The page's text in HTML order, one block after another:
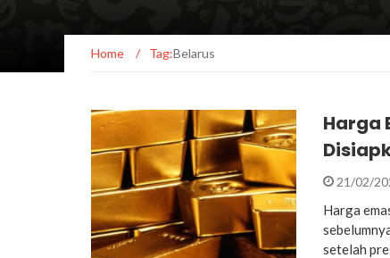
Home / Tag:Belarus
Harga
21/02/
Harga
setelah